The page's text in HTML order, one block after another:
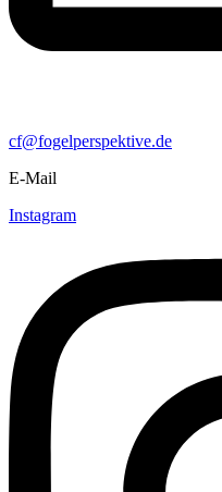
cf@fogelperspektive.de
E-Mail
Instagram